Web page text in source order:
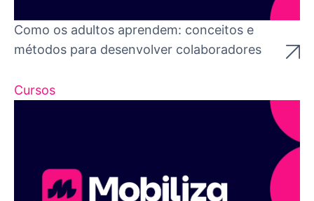
Como os adultos aprendem: conceitos e
métodos para desenvolver colaboradores
Cursos